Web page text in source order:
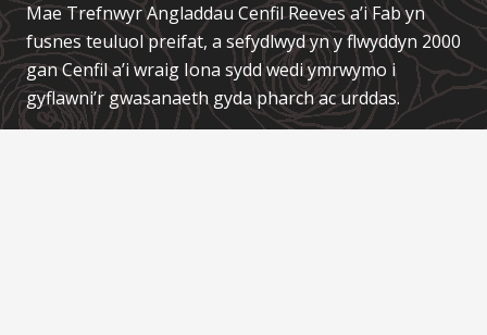
Mae Trefnwyr Angladdau Cenfil Reeves a’i Fabyn
fusnes teuluol preifat, a sefydlwyd yn y flwyddyn 2000
gan Cenfil a’i wraig Iona sydd wedi ymrwymo i
gyflawni’r gwasanaeth gyda pharch ac urddas.